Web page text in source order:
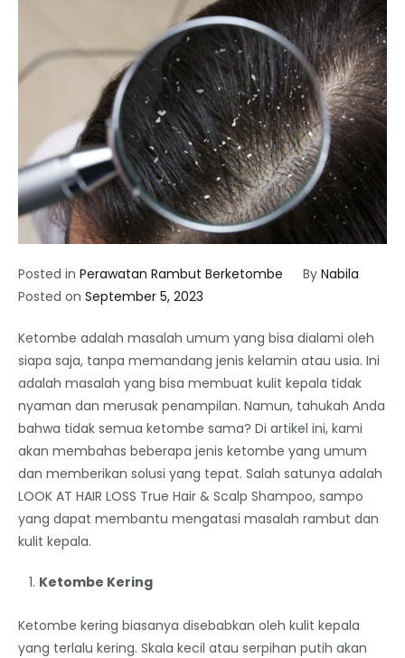
Posted in Perawatan Rambut Berketombe By Nabila
Posted on September 5, 2023
Ketombe adalah masalah umum yang bisa dialami oleh
siapa saja, tanpa memandang jenis kelamin atau usia. Ini
adalah masalah yang bisa membuat kulit kepala tidak
nyaman dan merusak penampilan. Namun, tahukah Anda
bahwa tidak semua ketombe sama? Di artikel ini, kami
akan membahas beberapa jenis ketombe yang umum
dan memberikan solusi yang tepat. Salah satunya adalah
LOOK AT HAIR LOSS True Hair & Scalp Shampoo, sampo
yang dapat membantu mengatasi masalah rambut dan
kulit kepala.
Ketombe Kering
Ketombe kering biasanya disebabkan oleh kulit kepala
yang terlalu kering. Skala kecil atau serpihan putih akan